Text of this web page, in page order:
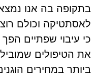
בתקופה בה אנו
לאסתטיקה וכולם
כי עיבוי שפתיים
את הטיפולים
ביותר במחירים